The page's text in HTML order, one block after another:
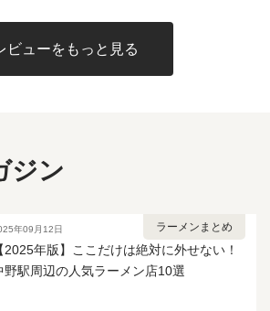
、モチプ
麦の風味
α化が進
アム食感
とり柔ら
良い味付
らも品
、湯煎の
。 麺武者
際はラー
さは別格。妻と分け合って、汗をか
きながら最後まで箸が止まりません
い持ち上
麦の甘み
飯が欲し
できま
は物足り
いえば辛
切れる強
かれると
ビューをもっと見る
ジン
年09月12日 ラーメンまとめ
【2025年版】ここだけは絶対に外せない！
野駅周辺の人気ラーメン店10選